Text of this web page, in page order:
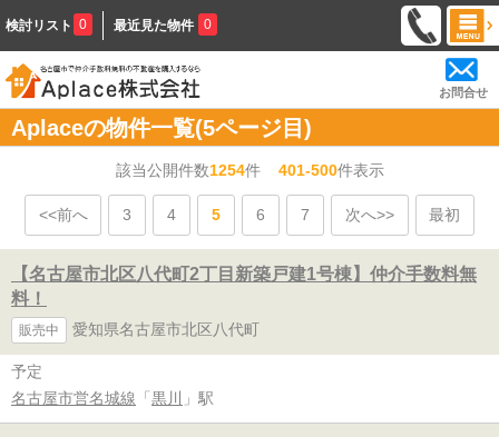
検討リスト 0 最近見た物件 0
お問合せ
Aplaceの物件一覧(5ページ目)
該当公開件数1254件401-500件表示
<<前へ 3 4 5 6 7 次へ>> 最初
【名古屋市北区八代町2丁目新築戸建1号棟】仲介手数料無
料！
販売中 愛知県名古屋市北区八代町
予定
名古屋市営名城線 「 黒川 」駅